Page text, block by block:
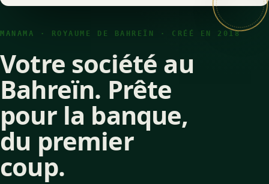
MANAMA · ROYAUME DE BAHREÏN · CRÉÉ EN 2018
Votre société au
Bahreïn. Prête
pour la banque,
du premier
coup.